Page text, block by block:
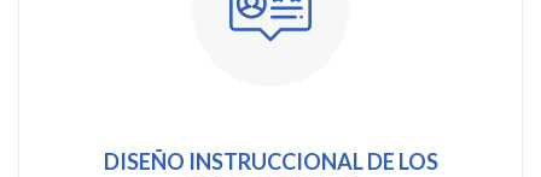
DISEÑO INSTRUCCIONAL DE LOS